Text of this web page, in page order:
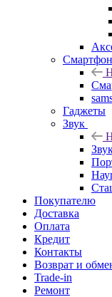
Гаджеты
Звук
Покупателю
Доставка
Оплата
Кредит
Контакты
Возврат и
Trade-in
Ремонт